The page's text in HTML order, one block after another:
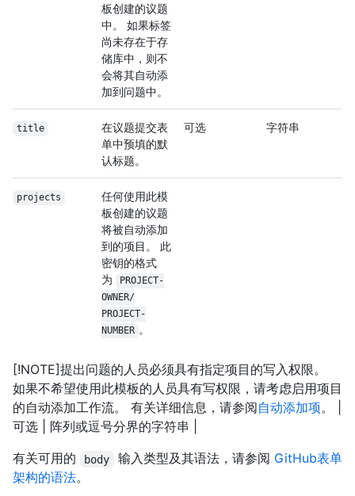
板创建的议题
中。 如果标签
尚未存在于存
储库中，则不
会将其自动添
加到问题中。
title
在议题提交表
单中预填的默
认标题。
可选 字符串
projects
任何使用此模
板创建的议题
将被自动添加
到的项目。 此
密钥的格式
为
PROJECT-
OWNER/
PROJECT-
NUMBER 。
[!NOTE]提出问题的人员必须具有指定项目的写入权限。
如果不希望使用此模板的人员具有写权限，请考虑启用项目
的自动添加工作流。 有关详细信息，请参阅自动添加项。 |
可选 | 阵列或逗号分界的字符串 |
有关可用的
body 输入类型及其语法，请参阅 GitHub表单
架构的语法。